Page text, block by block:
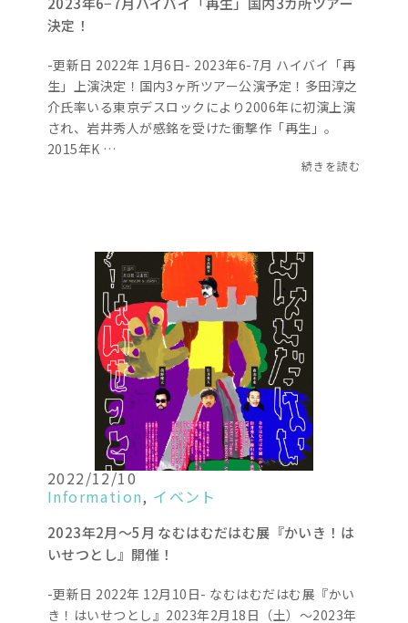
決定！
-更新日 2022年 1月6日- 2023年6-7月 ハイバイ「再
生」上演決定！国内3ヶ所ツアー公演予定！多田淳之
介氏率いる東京デスロックにより2006年に初演上演
され、岩井秀人が感銘を受けた衝撃作「再生」。
2015年K …
続きを読む
2022/12/10
Information, イベント
2023年2月～5月 なむはむだはむ展『かいき！は
いせつとし』開催！
-更新日 2022年 12月10日- なむはむだはむ展『かい
き！はいせつとし』2023年2月18日（土）～2023年